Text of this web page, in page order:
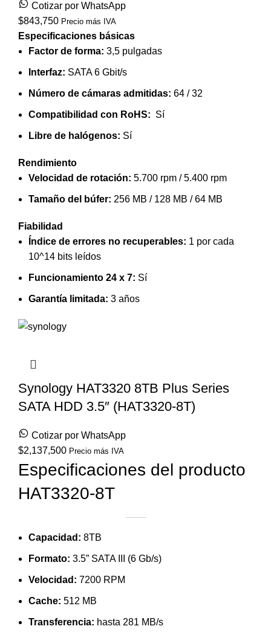
Cotizar por WhatsApp
$843,750 Precio más IVA
Especificaciones básicas
Factor de forma: 3,5 pulgadas
Interfaz: SATA 6 Gbit/s
Número de cámaras admitidas: 64 / 32
Compatibilidad con RoHS: Sí
Libre de halógenos: Sí
Rendimiento
Velocidad de rotación: 5.700 rpm / 5.400 rpm
Tamaño del búfer: 256 MB / 128 MB / 64 MB
Fiabilidad
Índice de errores no recuperables: 1 por cada
10^14 bits leídos
Funcionamiento 24 x 7: Sí
Garantía limitada: 3 años
Synology HAT3320 8TB Plus Series
SATA HDD 3.5″ (HAT3320-8T)
Cotizar por WhatsApp
$2,137,500 Precio más IVA
Especificaciones del producto
HAT3320-8T
Capacidad: 8TB
Formato: 3.5” SATA III (6 Gb/s)
Velocidad: 7200 RPM
Cache: 512 MB
Transferencia: hasta 281 MB/s